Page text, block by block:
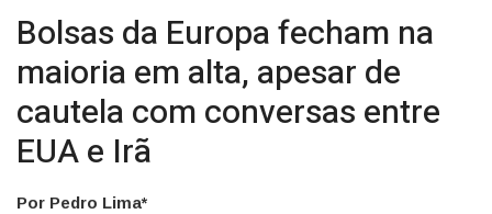
Bolsas da Europa fecham na
maioria em alta, apesar de
cautela com conversas entre
EUA e Irã
Por Pedro Lima*